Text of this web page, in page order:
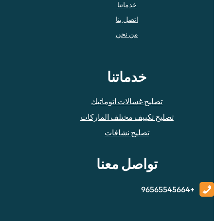
خدماتنا
اتصل بنا
من نحن
خدماتنا
تصليح غسالات اتوماتيك
تصليح تكييف مختلف الماركات
تصليح نشافات
تواصل معنا